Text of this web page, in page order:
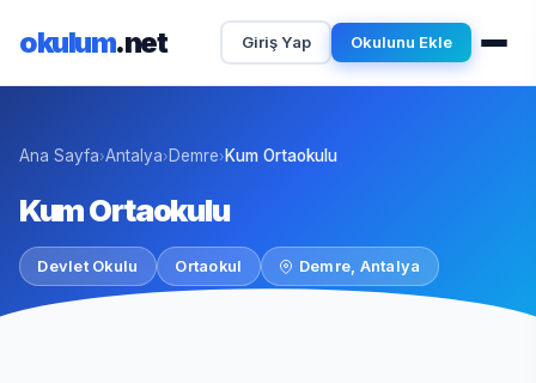
okulum.net Giriş Yap Okulunu Ekle
Ana Sayfa›Antalya› Demre› Kum Ortaokulu
Kum Ortaokulu
Devlet Okulu Ortaokul Demre, Antalya